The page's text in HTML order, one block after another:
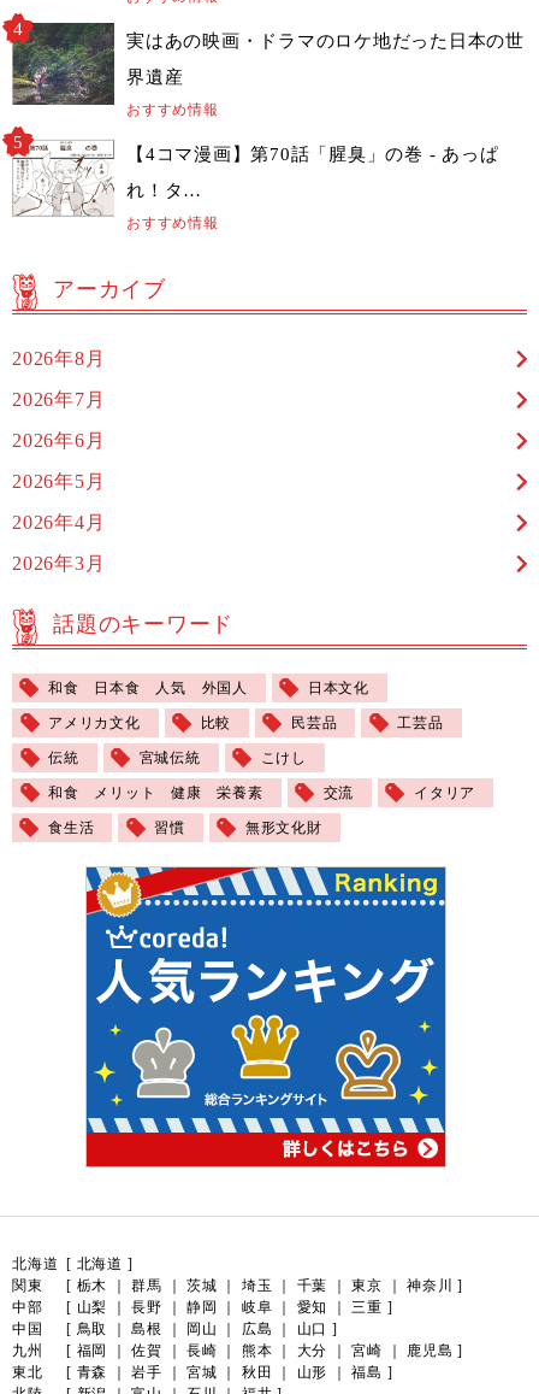
実はあの映画・ドラマのロケ地だった日本の世
界遺産
おすすめ情報
【4コマ漫画】第70話「腥臭」の巻 - あっぱ
れ！タ…
おすすめ情報
アーカイブ
2026年8月
2026年7月
2026年6月
2026年5月
2026年4月
2026年3月
話題のキーワード
和食 日本食 人気 外国人 日本文化
アメリカ文化 比較 民芸品 工芸品
伝統 宮城伝統 こけし
和食 メリット 健康 栄養素 交流 イタリア
食生活 習慣 無形文化財
北海道 [ 北海道 ]
関東
[ 栃木 ｜群馬 茨城 埼玉 千葉 ｜東京 神奈川
]
中部
[ 山梨 ｜長野 静岡 岐阜 愛知 ｜三重 ]
中国
[ 鳥取 ｜島根 岡山 広島 山口 ]
九州
[ 福岡 ｜佐賀 長崎 熊本 大分 ｜宮崎 鹿児島 ]
東北
[ 青森 ｜岩手 宮城 秋田 山形 ｜福島 ]